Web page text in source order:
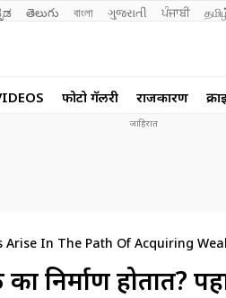
తెలుగు বাংলা ગુજરાતી ਪੰਜਾਬੀ
फोटो गॅलरी राजकारण
In The Path Of Acquiring
निर्माण होतात?